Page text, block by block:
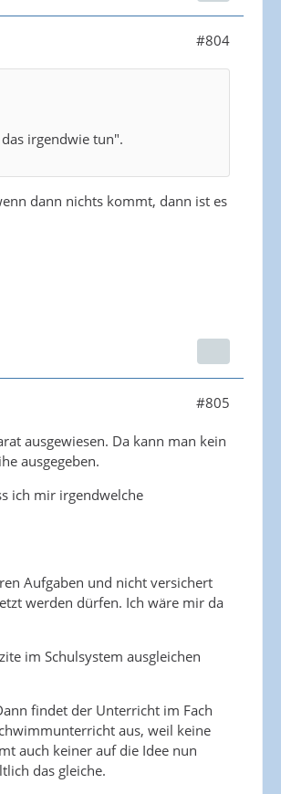
#804
irgendwie tun".
dann nichts kommt, dann ist es
#805
ausgewiesen. Da kann man kein
ausgegeben.
ich mir irgendwelche
Aufgaben und nicht versichert
werden dürfen. Ich wäre mir da
im Schulsystem ausgleichen
findet der Unterricht im Fach
aus, weil keine
auch keiner auf die Idee nun
das gleiche.